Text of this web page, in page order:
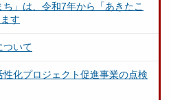
」は、令和7年から「あきたこ
す
ついて
化プロジェクト促進事業の点検